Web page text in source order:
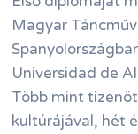
Magyar
Universidad de
Több mint
kultúrájával, hét